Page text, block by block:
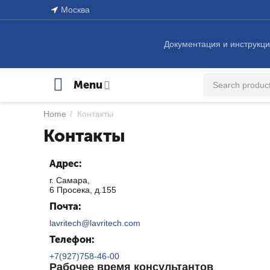
Москва
Документация и
Menu
Home / Контакты
Контакты
Адрес:
г. Самара,
6 Просека, д.155
Почта:
lavritech@lavritech.com
Телефон:
+7(927)758-46-00
Рабочее время консультантов